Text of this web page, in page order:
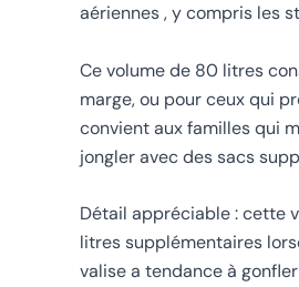
aériennes , y compris les
Ce volume de 80 litres
marge, ou pour ceux qui
convient aux familles qui
jongler avec des sacs
Détail appréciable : cette
litres supplémentaires
valise a tendance à